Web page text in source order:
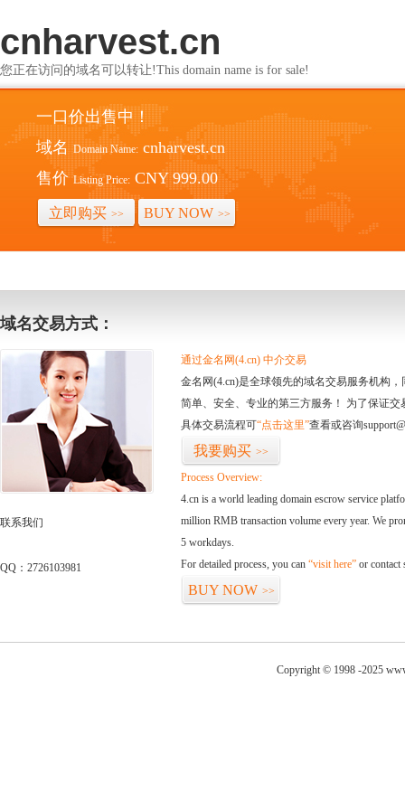
cnharvest.cn
您正在访问的域名可以转让!This domain name is for sale!
一口价出售中！
域名 Domain Name: cnharvest.cn
售价 Listing Price: CNY 999.00
立即购买 >> BUY NOW >>
域名交易方式：
联系我们
QQ：2726103981
通过金名网(4.cn) 中介交易
金名网(4.cn)是全球领先的域名交易服务机构
简单、安全、专业的第三方服务！ 为了保证
具体交易流程可“点击这里”查看或咨询
我要购买 >>
Process Overview:
4.cn is a world leading domain escrow service
million RMB transaction volume every year. We
5 workdays.
For detailed process, you can “visit here” or contact
BUY NOW >>
Copyright © 1998 -2025